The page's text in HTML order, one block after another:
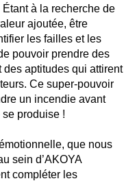
Étant à la recherche de
ajoutée, être
les failles et les
pouvoir prendre des
des aptitudes qui attirent
Ce super-pouvoir
un incendie avant
se produise !
que nous
sein d’AKOYA
compléter les